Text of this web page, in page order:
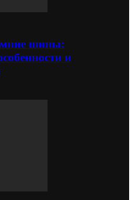
шины:
и